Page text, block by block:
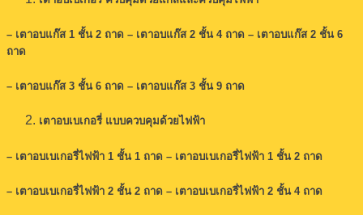
– เตาอบแก๊ส 1 ชั้น 2 ถาด – เตาอบแก๊ส 2 ชั้น 4 ถาด – เตาอบแก๊ส 2 ชั้น 6
ถาด
– เตาอบแก๊ส 3 ชั้น 6 ถาด – เตาอบแก๊ส 3 ชั้น 9 ถาด
เตาอบเบเกอรี่ แบบควบคุมด้วยไฟฟ้า
– เตาอบเบเกอรี่ไฟฟ้า 1 ชั้น 1 ถาด – เตาอบเบเกอรี่ไฟฟ้า 1 ชั้น 2 ถาด
– เตาอบเบเกอรี่ไฟฟ้า 2 ชั้น 2 ถาด – เตาอบเบเกอรี่ไฟฟ้า 2 ชั้น 4 ถาด